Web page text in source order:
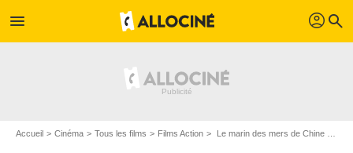
menu profil search
Accueil Cinéma Tous les films Films Action Le marin des mers de Chine 2 de Jackie Chan